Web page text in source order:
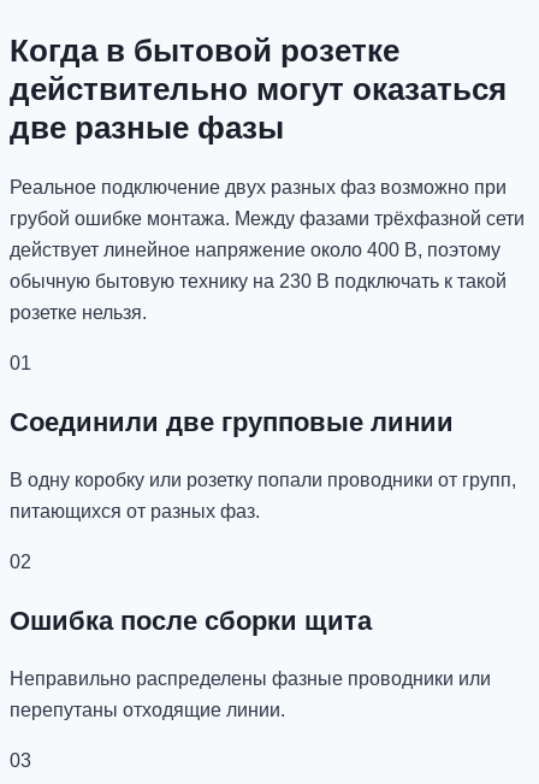
Когда в бытовой розетке
действительно могут оказаться
две разные фазы
Реальное подключение двух разных фаз возможно при
грубой ошибке монтажа. Между фазами трёхфазной сети
действует линейное напряжение около 400 В, поэтому
обычную бытовую технику на 230 В подключать к такой
розетке нельзя.
01
Соединили две групповые линии
В одну коробку или розетку попали проводники от групп,
питающихся от разных фаз.
02
Ошибка после сборки щита
Неправильно распределены фазные проводники или
перепутаны отходящие линии.
03